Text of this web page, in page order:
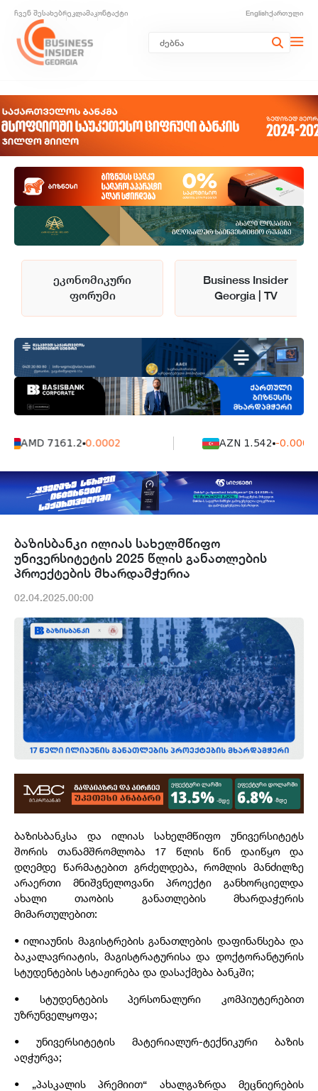
ჩვენ შესახებრეკლამაკონტაქტი Englishქართული
ეკონომიკური
ფორუმი
Business Insider
Georgia | TV
AMD 7161.2 0.0002 AZN 1.542 -0.0006
ბაზისბანკი ილიას სახელმწიფო
უნივერსიტეტის 2025 წლის განათლების
პროექტების მხარდამჭერია
02.04.2025.00:00
ბაზისბანკსა და ილიას სახელმწიფო უნივერსიტეტს
შორის თანამშრომლობა 17 წლის წინ დაიწყო და
დღემდე წარმატებით გრძელდება, რომლის მანძილზე
არაერთი მნიშვნელოვანი პროექტი განხორციელდა
ახალი თაობის განათლების მხარდაჭერის
მიმართულებით:
• ილიაუნის მაგისტრების განათლების დაფინანსება და
ბაკალავრიატის, მაგისტრატურისა და დოქტორანტურის
სტუდენტების სტაჟირება და დასაქმება ბანკში;
• სტუდენტების პერსონალური კომპიუტერებით
უზრუნველყოფა;
• უნივერსიტეტის მატერიალურ-ტექნიკური ბაზის
აღჭურვა;
• „პასკალის პრემიით“ ახალგაზრდა მეცნიერების